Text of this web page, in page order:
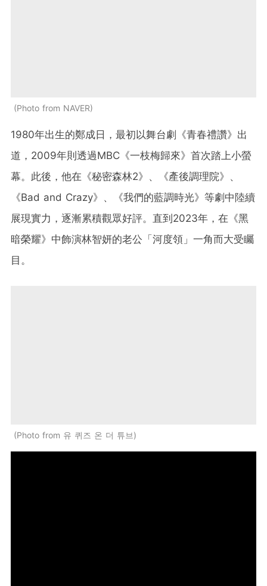
Photo from NAVER
1980年出生的鄭成日，最初以舞台劇《青春禮讚》出
道，2009年則透過MBC《一枝梅歸來》首次踏上小螢
幕。此後，他在《秘密森林2》、《產後調理院》、
《Bad and Crazy》、《我們的藍調時光》等劇中陸續
展現實力，逐漸累積觀眾好評。直到2023年，在《黑
暗榮耀》中飾演林智妍的老公「河度領」一角而大受矚
目。
Photo from 유 퀴즈 온 더 튜브